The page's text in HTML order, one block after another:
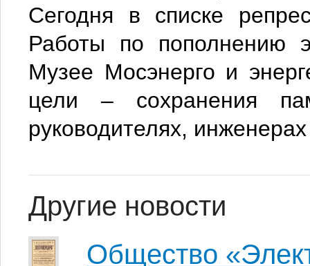
Сегодня в списке
Работы по пополнению
Музее Мосэнерго и
цели – сохранения
руководителях,
Другие новости
Общество